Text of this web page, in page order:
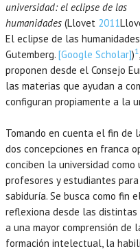
universidad: el eclipse de las
humanidades (Llovet 2011
El eclipse de las
Gutemberg. [Google Scholar])1
proponen desde el Consejo
las materias que ayudan a
configuran propiamente a la
Tomando en cuenta el fin de
dos concepciones en franca
conciben la universidad como
profesores y estudiantes
sabiduría. Se busca como fin
reflexiona desde las
a una mayor comprensión de
formación intelectual, la